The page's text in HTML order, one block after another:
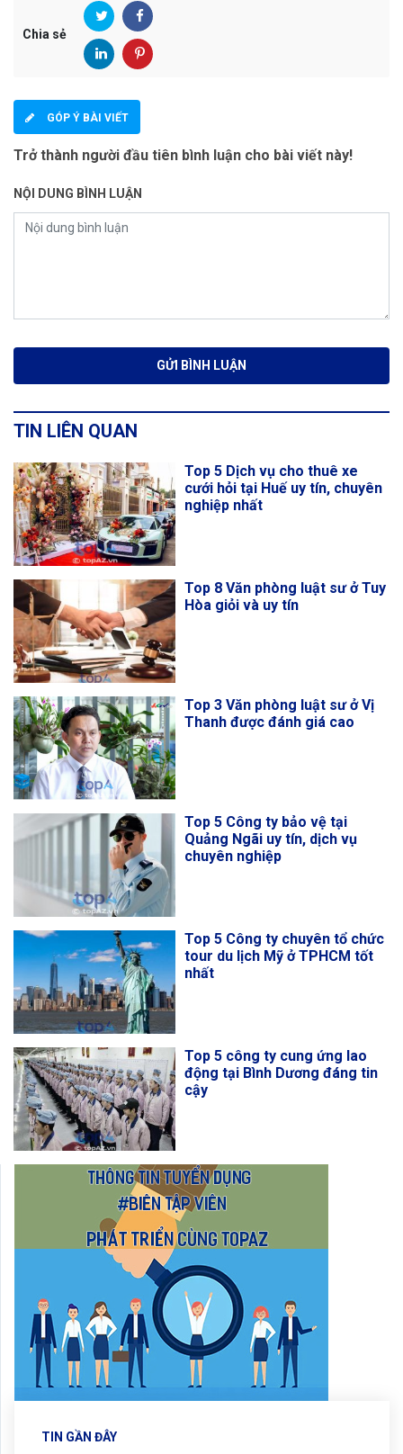
Chia sẻ
GÓP Ý BÀI VIẾT
Trở thành người đầu tiên bình luận cho bài viết này!
NỘI DUNG BÌNH LUẬN
TIN LIÊN QUAN
Top 5 Dịch vụ cho thuê xe
cưới hỏi tại Huế uy tín, chuyên
nghiệp nhất
Top 8 Văn phòng luật sư ở Tuy
Hòa giỏi và uy tín
Top 3 Văn phòng luật sư ở Vị
Thanh được đánh giá cao
Top 5 Công ty bảo vệ tại
Quảng Ngãi uy tín, dịch vụ
chuyên nghiệp
Top 5 Công ty chuyên tổ chức
tour du lịch Mỹ ở TPHCM tốt
nhất
Top 5 công ty cung ứng lao
động tại Bình Dương đáng tin
cậy
TIN GẦN ĐÂY